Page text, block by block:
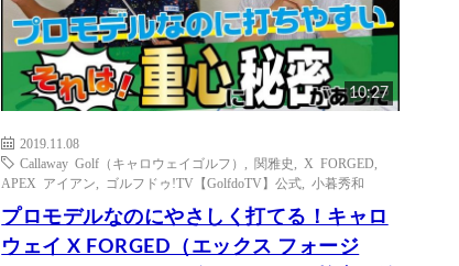
10:27
2019.11.08
Callaway Golf（キャロウェイゴルフ）
関雅史 X FORGED
APEX アイアン
ゴルフドゥ!TV【GolfdoTV】公式 ,小暮秀和
プロモデルなのにやさしく打てる！キャロ
ウェイ X FORGED（エックス フォージ